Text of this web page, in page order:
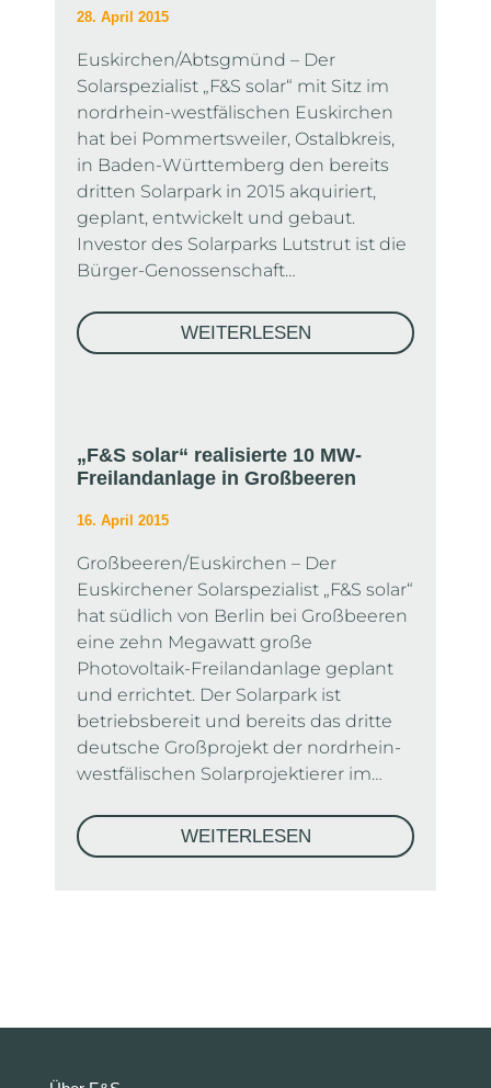
28. April 2015
Euskirchen/Abtsgmünd – Der
Solarspezialist „F&S solar“ mit Sitz im
nordrhein-westfälischen Euskirchen
hat bei Pommertsweiler, Ostalbkreis,
in Baden-Württemberg den bereits
dritten Solarpark in 2015 akquiriert,
geplant, entwickelt und gebaut.
Investor des Solarparks Lutstrut ist die
Bürger-Genossenschaft…
WEITERLESEN
„F&S solar“ realisierte 10 MW-
Freilandanlage in Großbeeren
16. April 2015
Großbeeren/Euskirchen – Der
Euskirchener Solarspezialist „F&S solar“
hat südlich von Berlin bei Großbeeren
eine zehn Megawatt große
Photovoltaik-Freilandanlage geplant
und errichtet. Der Solarpark ist
betriebsbereit und bereits das dritte
deutsche Großprojekt der nordrhein-
westfälischen Solarprojektierer im…
WEITERLESEN